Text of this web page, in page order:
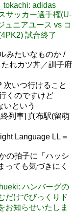
adidas
サッカー選手権(U-
ュニアユース vs コ
試合終了
みたいなものか /
れカツ丼／訓子府
次いつ行けること
くのですけど
いという
列車] 真布駅(留萌
Language LL＝
の拍子に「ハッシ
っても気づきにく
ハンバーグの
だけでびっくりド
お知らせいたしま